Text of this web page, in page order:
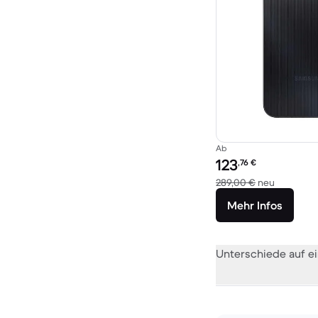
Ab
Preis des erneuerten
123,76 €
289,00 € neu
Mehr Infos
Unterschiede auf